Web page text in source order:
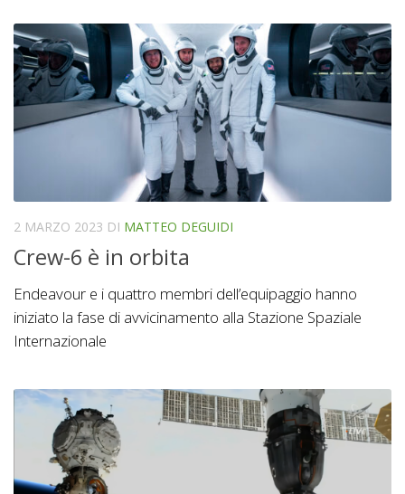
2 MARZO 2023 DI MATTEO DEGUIDI
Crew-6 è in orbita
Endeavour e i quattro membri dell’equipaggio hanno
iniziato la fase di avvicinamento alla Stazione Spaziale
Internazionale